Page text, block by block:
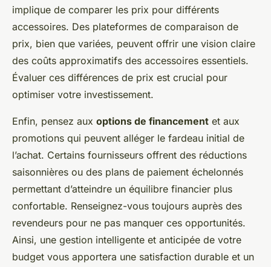
implique de comparer les prix pour différents
accessoires. Des plateformes de comparaison de
prix, bien que variées, peuvent offrir une vision claire
des coûts approximatifs des accessoires essentiels.
Évaluer ces différences de prix est crucial pour
optimiser votre investissement.
Enfin, pensez aux options de financement et aux
promotions qui peuvent alléger le fardeau initial de
l’achat. Certains fournisseurs offrent des réductions
saisonnières ou des plans de paiement échelonnés
permettant d’atteindre un équilibre financier plus
confortable. Renseignez-vous toujours auprès des
revendeurs pour ne pas manquer ces opportunités.
Ainsi, une gestion intelligente et anticipée de votre
budget vous apportera une satisfaction durable et un